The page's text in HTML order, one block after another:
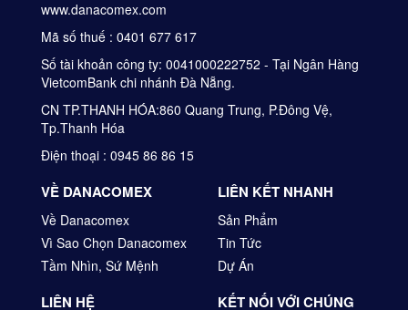
www.danacomex.com
Mã số thuế : 0401 677 617
Số tài khoản công ty: 0041000222752 - Tại Ngân Hàng
VietcomBank chi nhánh Đà Nẵng.
CN TP.THANH HÓA:860 Quang Trung, P.Đông Vệ,
Tp.Thanh Hóa
Điện thoại : 0945 86 86 15
VỀ DANACOMEX
Về Danacomex
Vì Sao Chọn Danacomex
Tầm Nhìn, Sứ Mệnh
LIÊN HỆ
LIÊN KẾT NHANH
Sản Phẩm
Tin Tức
Dự Án
KẾT NỐI VỚI CHÚNG